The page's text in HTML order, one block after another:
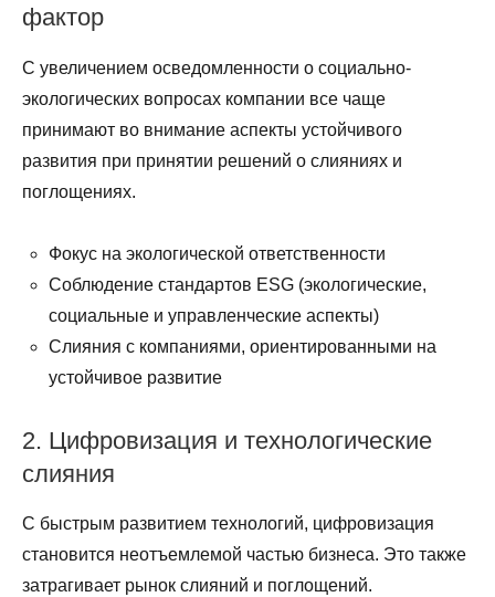
фактор
С увеличением осведомленности о социально-
экологических вопросах компании все чаще
принимают во внимание аспекты устойчивого
развития при принятии решений о слияниях и
поглощениях.
Фокус на экологической ответственности
Соблюдение стандартов ESG (экологические,
социальные и управленческие аспекты)
Слияния с компаниями, ориентированными на
устойчивое развитие
2. Цифровизация и технологические
слияния
С быстрым развитием технологий, цифровизация
становится неотъемлемой частью бизнеса. Это также
затрагивает рынок слияний и поглощений.